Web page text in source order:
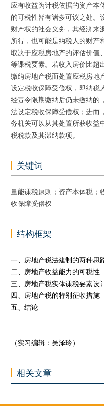
应有收益为计税依据的资产本
的可税性皆有诸多可议之处。
财产权的社会义务，其经济来
所得，也可能是纳税人的财产
取决于应税房地产的评估价值
等课税要素。若收入房价比超
缴纳房地产税而处置应税房地
设定税收保障受偿权，即纳税
经责令限期缴纳后仍未缴纳的
法设定税收保障受偿权；进而
务机关可以从其处置所获收益
税税款及其滞纳款项。
关键词
量能课税原则；资产本体税；
收保障受偿权
结构框架
一、房地产税法建制的两种思
二、房地产收益能力的可税性
三、房地产税实体课税要素设
四、房地产税的特别征收措施
五、结论
（实习编辑：吴泽玲）
相关文章